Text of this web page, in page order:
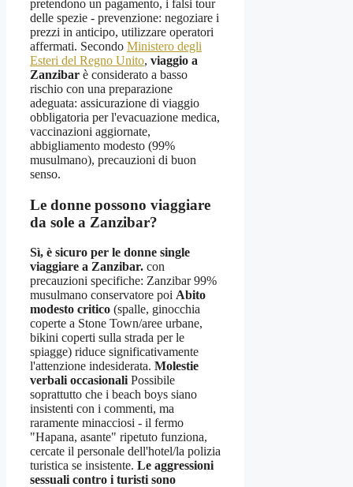
pretendono un pagamento, i falsi tour
delle spezie - prevenzione: negoziare i
prezzi in anticipo, utilizzare operatori
affermati. Secondo Ministero degli
Esteri del Regno Unito, viaggio a
Zanzibar è considerato a basso
rischio con una preparazione
adeguata: assicurazione di viaggio
obbligatoria per l'evacuazione medica,
vaccinazioni aggiornate,
abbigliamento modesto (99%
musulmano), precauzioni di buon
senso.
Le donne possono viaggiare
da sole a Zanzibar?
Sì, è sicuro per le donne single
viaggiare a Zanzibar. con
precauzioni specifiche: Zanzibar 99%
musulmano conservatore poi Abito
modesto critico (spalle, ginocchia
coperte a Stone Town/aree urbane,
bikini coperti sulla strada per le
spiagge) riduce significativamente
l'attenzione indesiderata. Molestie
verbali occasionali Possibile
soprattutto che i beach boys siano
insistenti con i commenti, ma
raramente minacciosi - il fermo
"Hapana, asante" ripetuto funziona,
cercate il personale dell'hotel/la polizia
turistica se insistente. Le aggressioni
sessuali contro i turisti sono